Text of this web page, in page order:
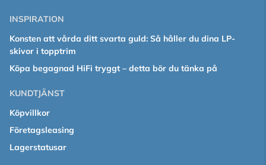
INSPIRATION
Konsten att vårda ditt svarta guld: Så håller du dina LP-
skivor i topptrim
Köpa begagnad HiFi tryggt – detta bör du tänka på
KUNDTJÄNST
Köpvillkor
Företagsleasing
Lagerstatusar